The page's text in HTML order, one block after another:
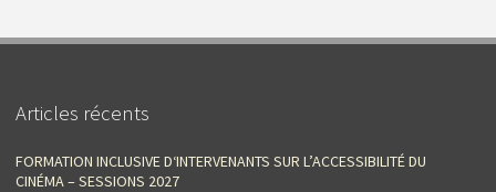
Articles récents
FORMATION INCLUSIVE D‘INTERVENANTS SUR L’ACCESSIBILITÉ DU
CINÉMA – SESSIONS 2027